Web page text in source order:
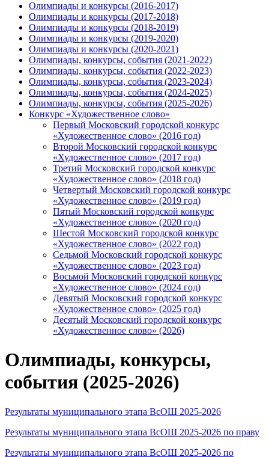
Олимпиады и конкурсы (2016-2017)
Олимпиады и конкурсы (2017-2018)
Олимпиады и конкурсы (2018-2019)
Олимпиады и конкурсы (2019-2020)
Олимпиады и конкурсы (2020-2021)
Олимпиады, конкурсы, события (2021-2022)
Олимпиады, конкурсы, события (2022-2023)
Олимпиады, конкурсы, события (2023-2024)
Олимпиады, конкурсы, события (2024-2025)
Олимпиады, конкурсы, события (2025-2026)
Конкурс «Художественное слово»
Первый Московский городской конкурс
«Художественное слово» (2016 год)
Второй Московский городской конкурс
«Художественное слово» (2017 год)
Третий Московский городской конкурс
«Художественное слово» (2018 год)
Четвертый Московский городской конкурс
«Художественное слово» (2019 год)
Пятый Московский городской конкурс
«Художественное слово» (2020 год)
Шестой Московский городской конкурс
«Художественное слово» (2022 год)
Седьмой Московский городской конкурс
«Художественное слово» (2023 год)
Восьмой Московский городской конкурс
«Художественное слово» (2024 год)
Девятый Московский городской конкурс
«Художественное слово» (2025 год)
Десятый Московский городской конкурс
«Художественное слово» (2026)
Олимпиады, конкурсы,
события (2025-2026)
Результаты муниципального этапа ВсОШ 2025-2026
Результаты муниципального этапа ВсОШ 2025-2026 по праву
Результаты муниципального этапа ВсОШ 2025-2026 по